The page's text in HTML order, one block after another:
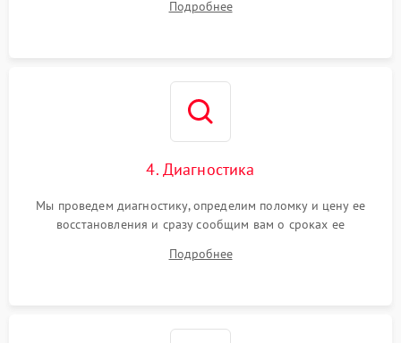
Подробнее
4. Диагностика
Мы проведем диагностику, определим поломку и цену ее
восстановления и сразу сообщим вам о сроках ее
Подробнее